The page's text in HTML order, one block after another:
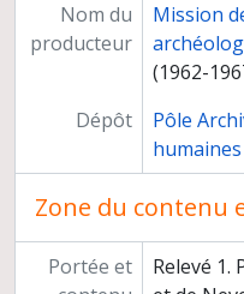
Nom du
producteur
Mission
(1962-
Dépôt
Pôle
Zone du contenu
Portée et
Relevé 1.